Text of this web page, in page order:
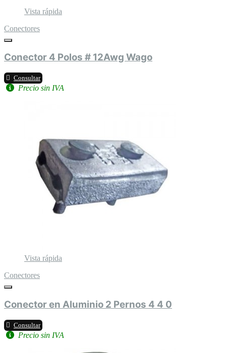
Vista rápida
Conectores
Conector 4 Polos # 12Awg Wago
Consultar
Precio sin IVA
Vista rápida
Conectores
Conector en Aluminio 2 Pernos 4 4 0
Consultar
Precio sin IVA